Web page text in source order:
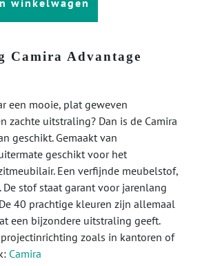
winkelwagen
Camira Advantage
een mooie, plat geweven
zachte uitstraling? Dan is de Camira
geschikt. Gemaakt van
geschikt voor het
Een verfijnde meubelstof,
De stof staat garant voor jarenlang
40 prachtige kleuren zijn allemaal
een bijzondere uitstraling geeft.
zoals in kantoren of
Camira